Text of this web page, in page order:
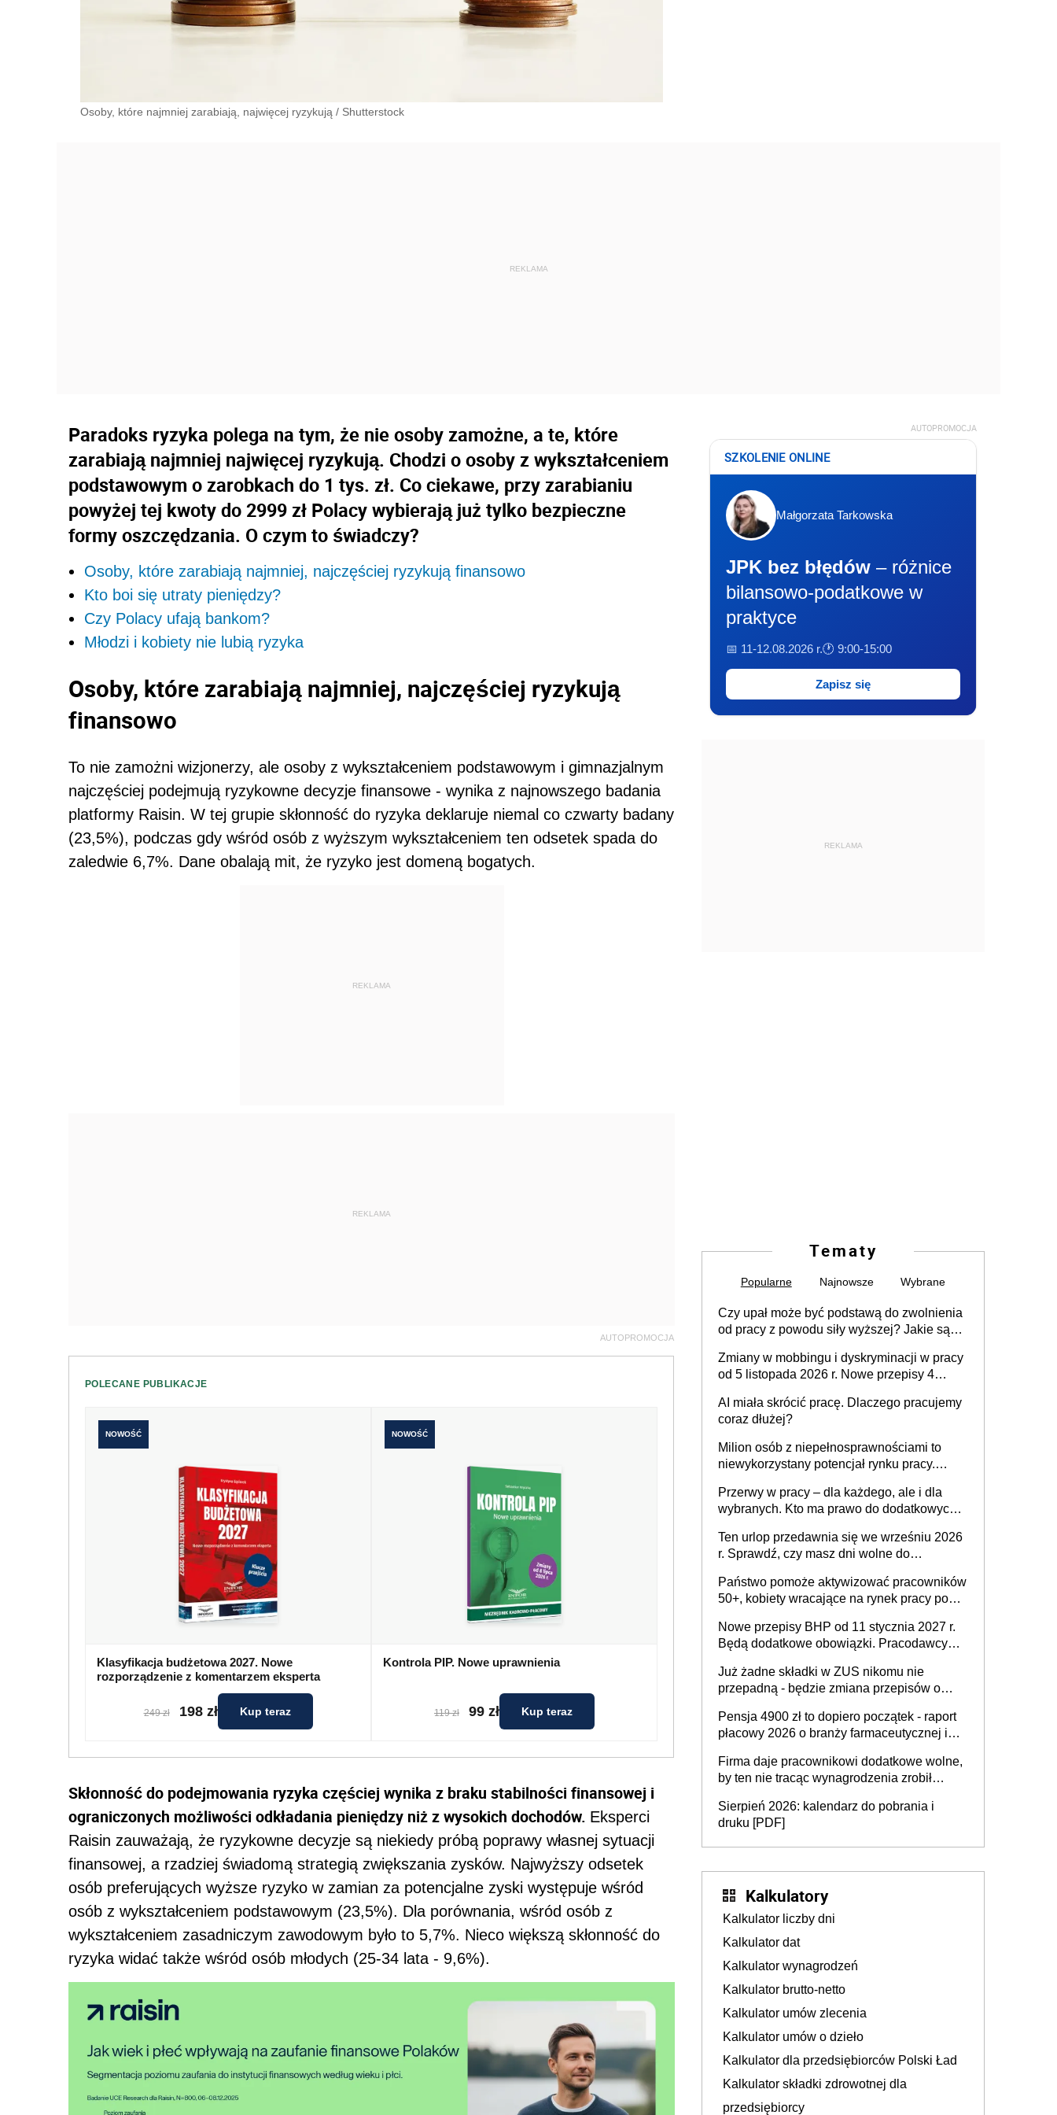
Osoby, które najmniej zarabiają, najwięcej ryzykują / Shutterstock
Paradoks ryzyka polega na tym, że nie osoby zamożne, a te, które
zarabiają najmniej najwięcej ryzykują. Chodzi o osoby z wykształceniem
podstawowym o zarobkach do 1 tys. zł. Co ciekawe, przy zarabianiu
powyżej tej kwoty do 2999 zł Polacy wybierają już tylko bezpieczne
formy oszczędzania. O czym to świadczy?
Osoby, które zarabiają najmniej, najczęściej ryzykują finansowo
Kto boi się utraty pieniędzy?
Czy Polacy ufają bankom?
Młodzi i kobiety nie lubią ryzyka
Osoby, które zarabiają najmniej, najczęściej ryzykują
finansowo
To nie zamożni wizjonerzy, ale osoby z wykształceniem podstawowym i gimnazjalnym
najczęściej podejmują ryzykowne decyzje finansowe - wynika z najnowszego badania
platformy Raisin. W tej grupie skłonność do ryzyka deklaruje niemal co czwarty badany
(23,5%), podczas gdy wśród osób z wyższym wykształceniem ten odsetek spada do
zaledwie 6,7%. Dane obalają mit, że ryzyko jest domeną bogatych.
REKLAMA
REKLAMA
AUTOPROMOCJA
POLECANE PUBLIKACJE
NOWOŚĆ
Klasyfikacja budżetowa 2027. Nowe
rozporządzenie z komentarzem eksperta
249 zł 198 zł Kup teraz
NOWOŚĆ
Kontrola PIP. Nowe uprawnienia
119 zł 99 zł Kup teraz
Skłonność do podejmowania ryzyka częściej wynika z braku stabilności finansowej i
ograniczonych możliwości odkładania pieniędzy niż z wysokich dochodów. Eksperci
Raisin zauważają, że ryzykowne decyzje są niekiedy próbą poprawy własnej sytuacji
finansowej, a rzadziej świadomą strategią zwiększania zysków. Najwyższy odsetek
osób preferujących wyższe ryzyko w zamian za potencjalne zyski występuje wśród
osób z wykształceniem podstawowym (23,5%). Dla porównania, wśród osób z
wykształceniem zasadniczym zawodowym było to 5,7%. Nieco większą skłonność do
ryzyka widać także wśród osób młodych (25-34 lata - 9,6%).
AUTOPROMOCJA
SZKOLENIE ONLINE
Małgorzata Tarkowska
JPK bez błędów – różnice
bilansowo-podatkowe w
praktyce
📅 11-12.08.2026 r.🕐 9:00-15:00
Zapisz się
REKLAMA
Tematy
Popularne Najnowsze Wybrane
Czy upał może być podstawą do zwolnienia
od pracy z powodu siły wyższej? Jakie są
Zmiany w mobbingu i dyskryminacji w pracy
od 5 listopada 2026 r. Nowe przepisy 4
Ustaw
AI miała skrócić pracę. Dlaczego pracujemy
coraz dłużej?
Milion osób z niepełnosprawnościami to
niewykorzystany potencjał rynku pracy.
dofinansowań czy refundacji, ale bariery po
stronie systemu i świadomości
pracodawców [WYWIAD]
Przerwy w pracy – dla każdego, ale i dla
wybranych. Kto ma prawo do dodatkowych
Ten urlop przedawnia się we wrześniu 2026
r. Sprawdź, czy masz dni wolne do
Państwo pomoże aktywizować pracowników
50+, kobiety wracające na rynek pracy po
osoby neuroatypowe. Powstanie Fundusz
na rzecz Inkluzywności w Zatrudnianiu?
Nowe przepisy BHP od 11 stycznia 2027 r.
Będą dodatkowe obowiązki. Pracodawcy
Już żadne składki w ZUS nikomu nie
przepadną - będzie zmiana przepisów o
ubezpieczeniom społecznym
Pensja 4900 zł to dopiero początek - raport
płacowy 2026 o branży farmaceutycznej i
Firma daje pracownikowi dodatkowe wolne,
by ten nie tracąc wynagrodzenia zrobił
sprawdza
Sierpień 2026: kalendarz do pobrania i
druku [PDF]
Kalkulatory
Kalkulator liczby dni
Kalkulator dat
Kalkulator wynagrodzeń
Kalkulator brutto-netto
Kalkulator umów zlecenia
Kalkulator umów o dzieło
Kalkulator dla przedsiębiorców Polski Ład
Kalkulator składki zdrowotnej dla
przedsiębiorcy